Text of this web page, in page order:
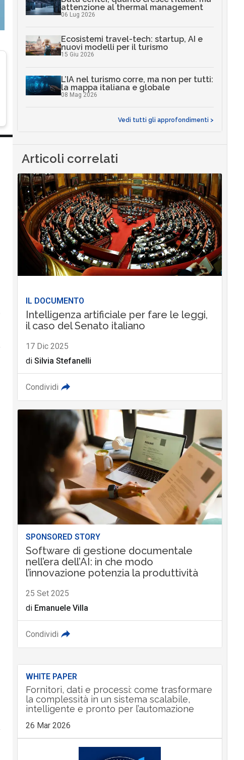
attenzione al thermal management
06 Lug 2026
Ecosistemi travel-tech: startup, AI e
nuovi modelli per il turismo
15 Giu 2026
L’IA nel turismo corre, ma non per tutti:
la mappa italiana e globale
08 Mag 2026
Vedi tutti gli approfondimenti >
Articoli correlati
IL DOCUMENTO
Intelligenza artificiale per fare le leggi,
il caso del Senato italiano
17 Dic 2025
di Silvia Stefanelli
Condividi
SPONSORED STORY
Software di gestione documentale
nell’era dell’AI: in che modo
l’innovazione potenzia la produttività
25 Set 2025
di Emanuele Villa
Condividi
WHITE PAPER
Fornitori, dati e processi: come trasformare
la complessità in un sistema scalabile,
intelligente e pronto per l’automazione
26 Mar 2026